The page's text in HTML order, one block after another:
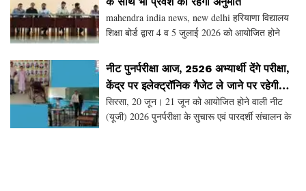
mahendra india news, new delhi हरियाणा विद्यालय
शिक्षा बोर्ड द्वारा 4 व 5 जुलाई 2026 को आयोजित होने
पारदर्शी, शांतिपूर्ण एवं नकल रहित संचालन को लेकर मं
नीट पुनर्परीक्षा आज, 2526 अभ्यार्थी देंगे परीक्षा,
केंद्र पर इलेक्ट्रॉनिक गैजेट ले जाने पर रहेगी
पाबंदी
सिरसा, 20 जून। 21 जून को आयोजित होने वाली नीट
(यूजी) 2026 पुनर्परीक्षा के सुचारू एवं पारदर्शी संचालन के